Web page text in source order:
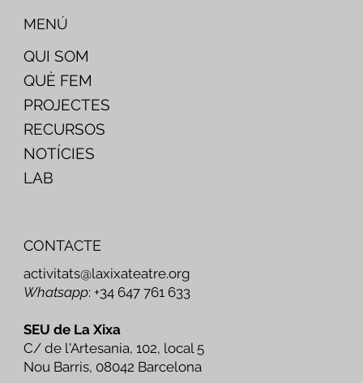
QUI SOM
QUÈ FEM
PROJECTES
RECURSOS
NOTÍCIES
LAB
MENÚ
CONTACTE
activitats@laxixateatre.org
Whatsapp: +34 647 761 633
SEU de La Xixa
C/ de l'Artesania, 102, local 5
Nou Barris, 08042 Barcelona